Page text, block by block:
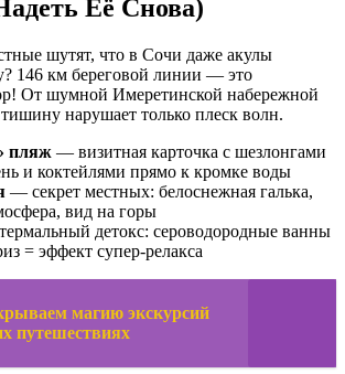
Её Снова)
шутят, что в Сочи даже акулы
146 км береговой линии — это
От шумной Имеретинской набережной
нарушает только плеск волн.
пляж — визитная карточка с шезлонгами
и коктейлями прямо к кромке воды
— секрет местных: белоснежная галька,
вид на горы
детокс: сероводородные ванны
= эффект супер-релакса
магию экскурсий
путешествиях